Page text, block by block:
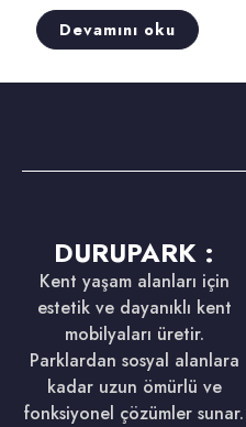
Devamını oku
DURUPARK :
Kent yaşam alanları için
estetik ve dayanıklı kent
mobilyaları üretir.
Parklardan sosyal alanlara
kadar uzun ömürlü ve
fonksiyonel çözümler sunar.